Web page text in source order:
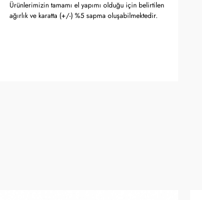
Ürünlerimizin tamamı el yapımı olduğu için belirtilen
ağırlık ve karatta (+/-) %5 sapma oluşabilmektedir.